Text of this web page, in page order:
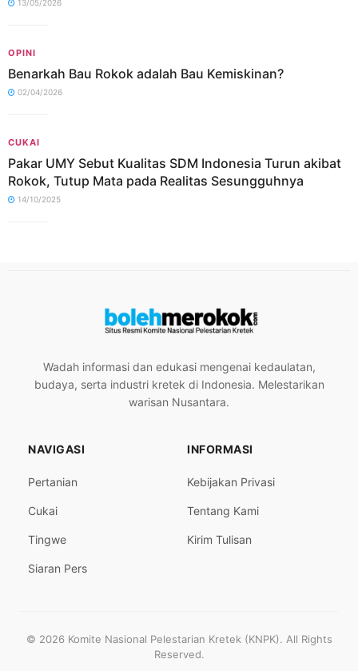
13/05/2026
OPINI
Benarkah Bau Rokok adalah Bau Kemiskinan?
02/04/2026
CUKAI
Pakar UMY Sebut Kualitas SDM Indonesia Turun akibat
Rokok, Tutup Mata pada Realitas Sesungguhnya
14/10/2025
Wadah informasi dan edukasi mengenai kedaulatan,
budaya, serta industri kretek di Indonesia. Melestarikan
warisan Nusantara.
NAVIGASI
Pertanian
Cukai
Tingwe
Siaran Pers
INFORMASI
Kebijakan Privasi
Tentang Kami
Kirim Tulisan
© 2026 Komite Nasional Pelestarian Kretek (KNPK). All Rights
Reserved.